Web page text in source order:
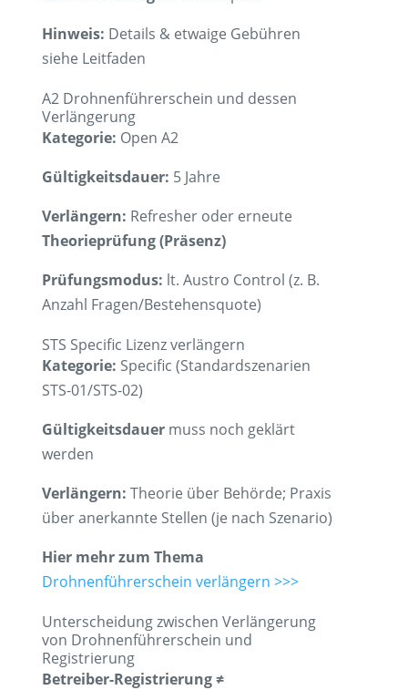
Hinweis: Details & etwaige Gebühren
siehe Leitfaden
A2 Drohnenführerschein und dessen
Verlängerung
Kategorie: Open A2
Gültigkeitsdauer: 5 Jahre
Verlängern: Refresher oder erneute
Theorieprüfung (Präsenz)
Prüfungsmodus: lt. Austro Control (z. B.
Anzahl Fragen/Bestehensquote)
STS Specific Lizenz verlängern
Kategorie: Specific (Standardszenarien
STS-01/STS-02)
Gültigkeitsdauermuss noch geklärt
werden
Verlängern: Theorie über Behörde; Praxis
über anerkannte Stellen (je nach Szenario)
Hier mehr zum Thema
Drohnenführerschein verlängern >>>
Unterscheidung zwischen Verlängerung
von Drohnenführerschein und
Registrierung
Betreiber-Registrierung ≠